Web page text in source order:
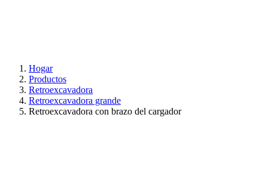
Hogar
Productos
Retroexcavadora
Retroexcavadora grande
Retroexcavadora con brazo del cargador